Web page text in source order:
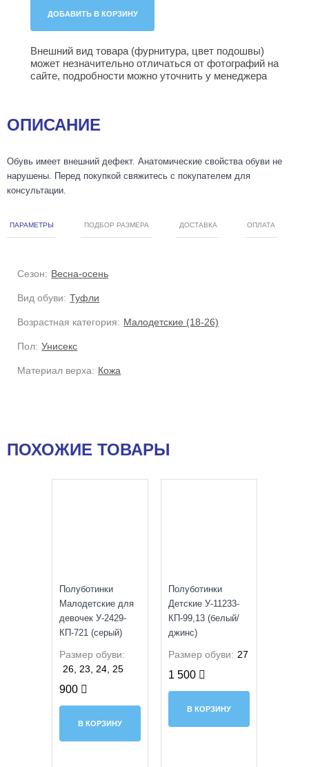
Внешний вид товара (фурнитура, цвет подошвы)
может незначительно отличаться от фотографий на
сайте, подробности можно уточнить у менеджера
ОПИСАНИЕ
Обувь имеет внешний дефект. Анатомичеcкие свойства обуви не
нарушены. Перед покупкой свяжитесь с покупателем для
консультации.
ПАРАМЕТРЫ ПОДБОР РАЗМЕРА ДОСТАВКА ОПЛАТА
Сезон: Весна-осень
Вид обуви: Туфли
Возрастная категория: Малодетские (18-26)
Пол: Унисекс
Материал верха: Кожа
ПОХОЖИЕ ТОВАРЫ
Полуботинки
Малодетские для
девочек У-2429-
КП-721 (серый)
Размер обуви:
26, 23, 24, 25
900
В КОРЗИНУ
Полуботинки
Детские У-11233-
КП-99,13 (белый/
джинс)
Размер обуви: 27
1 500
В КОРЗИНУ